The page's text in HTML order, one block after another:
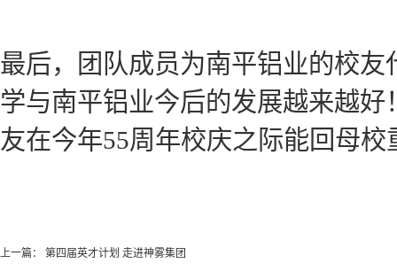
最后，团队成员为南平铝业的校
学与南平铝业今后的发展越来越
友在今年55周年校庆之际能回母
上一篇：
第四届英才计划 走进神雾集团